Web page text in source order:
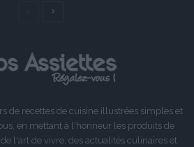
Page
de recettes de cuisine illustrées simples et
en mettant à l'honneur les produits de
l'art de vivre, des actualités culinaires et